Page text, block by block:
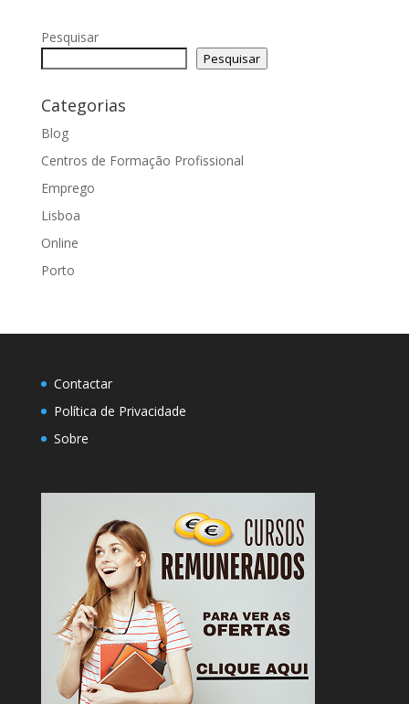
Pesquisar
Pesquisar
Categorias
Blog
Centros de Formação Profissional
Emprego
Lisboa
Online
Porto
Contactar
Política de Privacidade
Sobre